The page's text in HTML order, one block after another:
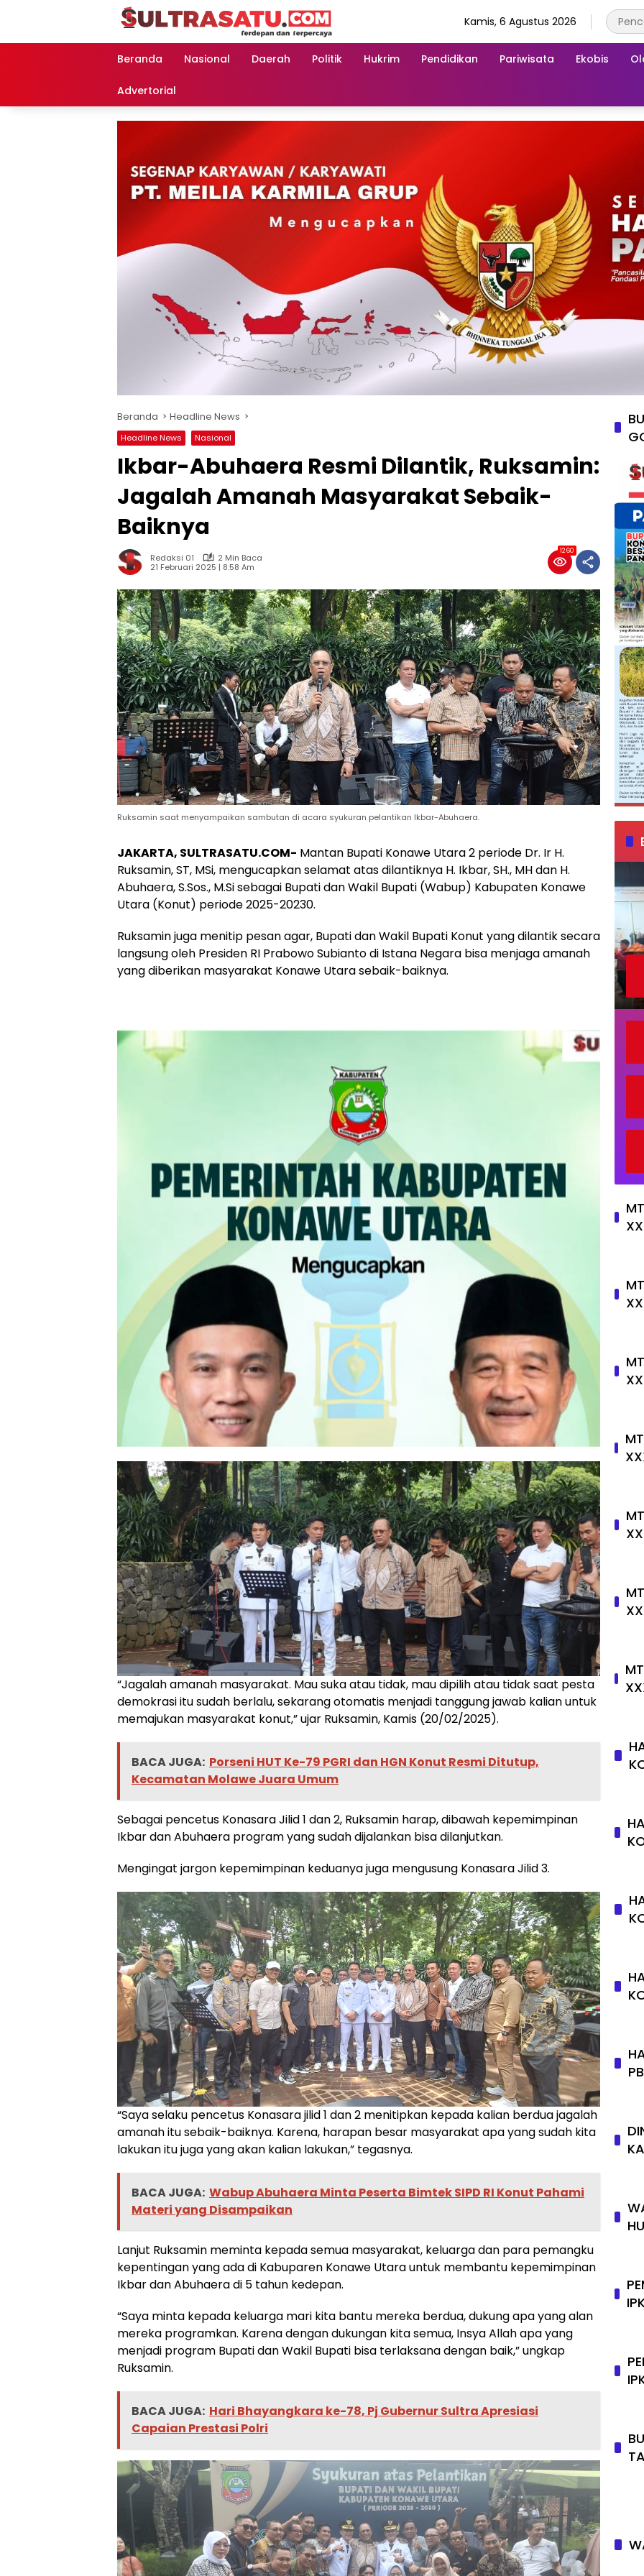
Kamis, 6 Agustus 2026
Beranda Nasional Daerah Politik Hukrim Pendidikan Pariwisata Ekobis
Advertorial
Beranda Headline News
Headline News Nasional
Ikbar-Abuhaera Resmi Dilantik, Ruksamin:
Jagalah Amanah Masyarakat Sebaik-
Baiknya
Redaksi 01
2 Min Baca
21 Februari 2025 | 8:58 Am
1260
Ruksamin saat menyampaikan sambutan di acara syukuran pelantikan Ikbar-Abuhaera.
JAKARTA, SULTRASATU.COM- Mantan Bupati Konawe Utara 2 periode Dr. Ir H.
Ruksamin, ST, MSi, mengucapkan selamat atas dilantiknya H. Ikbar, SH., MH dan H.
Abuhaera, S.Sos., M.Si sebagai Bupati dan Wakil Bupati (Wabup) Kabupaten Konawe
Utara (Konut) periode 2025-20230.
Ruksamin juga menitip pesan agar, Bupati dan Wakil Bupati Konut yang dilantik secara
langsung oleh Presiden RI Prabowo Subianto di Istana Negara bisa menjaga amanah
yang diberikan masyarakat Konawe Utara sebaik-baiknya.
“Jagalah amanah masyarakat. Mau suka atau tidak, mau dipilih atau tidak saat pesta
demokrasi itu sudah berlalu, sekarang otomatis menjadi tanggung jawab kalian untuk
memajukan masyarakat konut,” ujar Ruksamin, Kamis (20/02/2025).
BACA JUGA: Porseni HUT Ke-79 PGRI dan HGN Konut Resmi Ditutup,
Kecamatan Molawe Juara Umum
Sebagai pencetus Konasara Jilid 1 dan 2, Ruksamin harap, dibawah kepemimpinan
Ikbar dan Abuhaera program yang sudah dijalankan bisa dilanjutkan.
Mengingat jargon kepemimpinan keduanya juga mengusung Konasara Jilid 3.
“Saya selaku pencetus Konasara jilid 1 dan 2 menitipkan kepada kalian berdua jagalah
amanah itu sebaik-baiknya. Karena, harapan besar masyarakat apa yang sudah kita
lakukan itu juga yang akan kalian lakukan,” tegasnya.
BACA JUGA: Wabup Abuhaera Minta Peserta Bimtek SIPD RI Konut Pahami
Materi yang Disampaikan
Lanjut Ruksamin meminta kepada semua masyarakat, keluarga dan para pemangku
kepentingan yang ada di Kabuparen Konawe Utara untuk membantu kepemimpinan
Ikbar dan Abuhaera di 5 tahun kedepan.
“Saya minta kepada keluarga mari kita bantu mereka berdua, dukung apa yang alan
mereka programkan. Karena dengan dukungan kita semua, Insya Allah apa yang
menjadi program Bupati dan Wakil Bupati bisa terlaksana dengan baik,” ungkap
Ruksamin.
BACA JUGA: Hari Bhayangkara ke-78, Pj Gubernur Sultra Apresiasi
Capaian Prestasi Polri